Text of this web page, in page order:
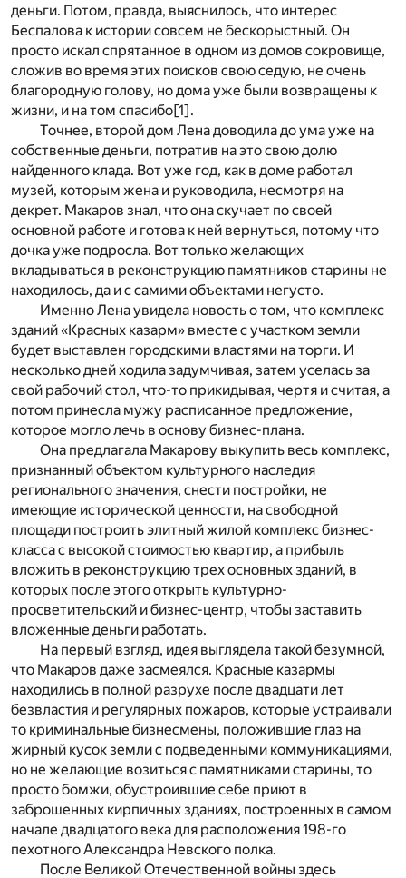
деньги. Потом, правда, выяснилось, что интерес
Беспалова к истории совсем не бескорыстный. Он
просто искал спрятанное в одном из домов сокровище,
сложив во время этих поисков свою седую, не очень
благородную голову, но дома уже были возвращены к
жизни, и на том спасибо[1].
Точнее, второй дом Лена доводила до ума уже на
собственные деньги, потратив на это свою долю
найденного клада. Вот уже год, как в доме работал
музей, которым жена и руководила, несмотря на
декрет. Макаров знал, что она скучает по своей
основной работе и готова к ней вернуться, потому что
дочка уже подросла. Вот только желающих
вкладываться в реконструкцию памятников старины не
находилось, да и с самими объектами негусто.
Именно Лена увидела новость о том, что комплекс
зданий «Красных казарм» вместе с участком земли
будет выставлен городскими властями на торги. И
несколько дней ходила задумчивая, затем уселась за
свой рабочий стол, что-то прикидывая, чертя и считая, а
потом принесла мужу расписанное предложение,
которое могло лечь в основу бизнес-плана.
Она предлагала Макарову выкупить весь комплекс,
признанный объектом культурного наследия
регионального значения, снести постройки, не
имеющие исторической ценности, на свободной
площади построить элитный жилой комплекс бизнес-
класса с высокой стоимостью квартир, а прибыль
вложить в реконструкцию трех основных зданий, в
которых после этого открыть культурно-
просветительский и бизнес-центр, чтобы заставить
вложенные деньги работать.
На первый взгляд, идея выглядела такой безумной,
что Макаров даже засмеялся. Красные казармы
находились в полной разрухе после двадцати лет
безвластия и регулярных пожаров, которые устраивали
то криминальные бизнесмены, положившие глаз на
жирный кусок земли с подведенными коммуникациями,
но не желающие возиться с памятниками старины, то
просто бомжи, обустроившие себе приют в
заброшенных кирпичных зданиях, построенных в самом
начале двадцатого века для расположения 198-го
пехотного Александра Невского полка.
После Великой Отечественной войны здесь